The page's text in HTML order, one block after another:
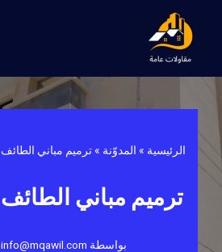
تخطى
الرئيسية » المدوّنة »ترميم مباني الطائف
ترميم مباني الطائف
بواسطة info@mqawil.com